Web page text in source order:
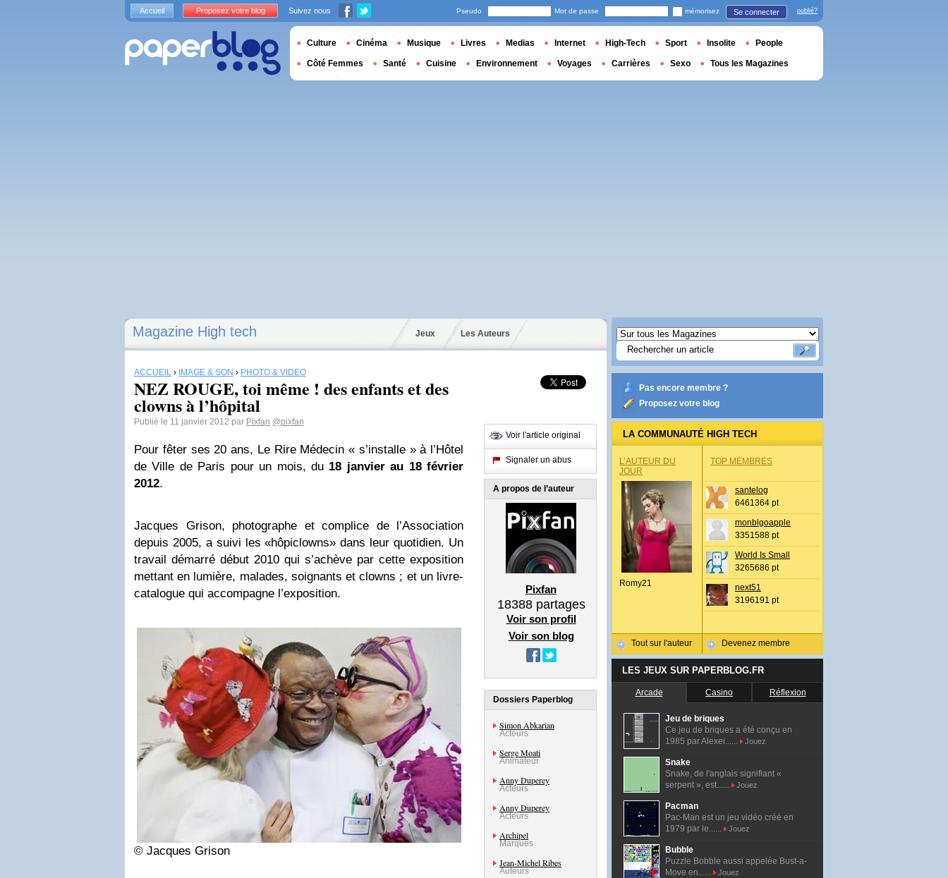
Magazine High tech Jeux Les Auteurs
ACCUEIL › IMAGE & SON › PHOTO & VIDÉO
NEZ ROUGE, toi même ! des enfants et des
clowns à l’hôpital
Publié le 11 janvier 2012 par Pixfan @pixfan
Pour fêter ses 20 ans, Le Rire Médecin « s’installe » à l’Hôtel
de Ville de Paris pour un mois, du 18 janvier au 18 février
2012.
Jacques Grison, photographe et complice de l’Association
depuis 2005, a suivi les «hôpiclowns» dans leur quotidien. Un
travail démarré début 2010 qui s’achève par cette exposition
mettant en lumière, malades, soignants et clowns ; et un livre-
catalogue qui accompagne l’exposition.
© Jacques Grison
Voir l'article original
Signaler un abus
A propos de l’auteur
Pixfan
18388partages
Voir son profil
Voir son blog
Dossiers Paperblog
Simon Abkarian
Acteurs
Serge Moati
Animateur
Anny Duperey
Acteurs
Anny Duperey
Acteurs
Archipel
Marques
Jean-Michel Ribes
Auteurs
Pas encore membre ?
Proposez votre blog
LA COMMUNAUTÉ HIGH TECH
L’AUTEUR DU
JOUR
Romy21
Tout sur l'auteur
TOP MEMBRES
santelog
6461364 pt
monblgoapple
3351588 pt
World Is Small
3265686 pt
next51
3196191 pt
Devenez membre
LES JEUX SUR PAPERBLOG.FR
Arcade Casino Réflexion
Jeu de briques
Ce jeu de briques a été conçu en
1985 par Alexei......
Jouez
Snake
Snake, de l'anglais signifiant «
serpent », est......
Jouez
Pacman
Pac-Man est un jeu vidéo créé en
1979 par le......
Jouez
Bubble
Puzzle Bobble aussi appelée Bust-a-
Move en......
Jouez
Accueil Proposez votre blog Suivez nous Pseudo Mot de passe mémorisez Se connecter oublié?
Culture Cinéma Musique Livres Medias Internet High-Tech Sport Insolite People
Côté Femmes Santé Cuisine Environnement Voyages Carrières Sexo Tous les Magazines